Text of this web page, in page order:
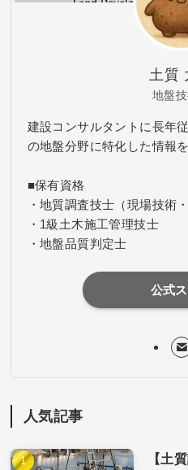
土質
地盤
建設コンサルタントに長年
の地盤分野に特化した情報
■保有資格
・地質調査技士（現場技術
・1級土木施工管理技士
・地盤品質判定士
公式
人気記事
【土